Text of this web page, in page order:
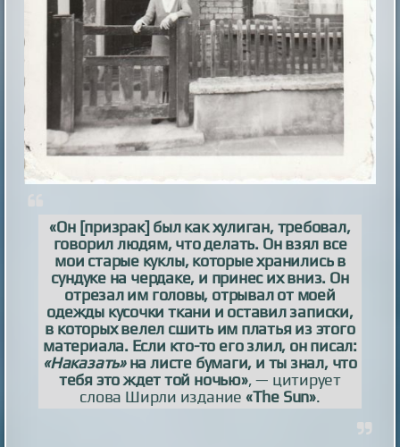
«Он [призрак] был как хулиган, требовал,
говорил людям, что делать. Он взял все
мои старые куклы, которые хранились в
сундуке на чердаке, и принес их вниз. Он
отрезал им головы, отрывал от моей
одежды кусочки ткани и оставил записки,
в которых велел сшить им платья из этого
материала. Если кто-то его злил, он писал:
«Наказать»на листе бумаги, и ты знал, что
тебя это ждет той ночью», — цитирует
слова Ширли издание «The Sun».